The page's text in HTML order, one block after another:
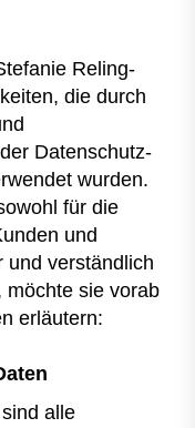
Reling-
die durch
Datenschutz-
wurden.
für die
und
und verständlich
möchte sie vorab
erläutern:
alle